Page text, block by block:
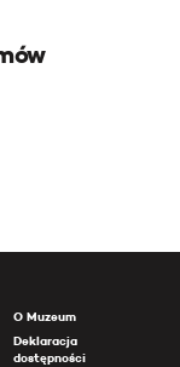
O Muzeum
Deklaracja
dostępności